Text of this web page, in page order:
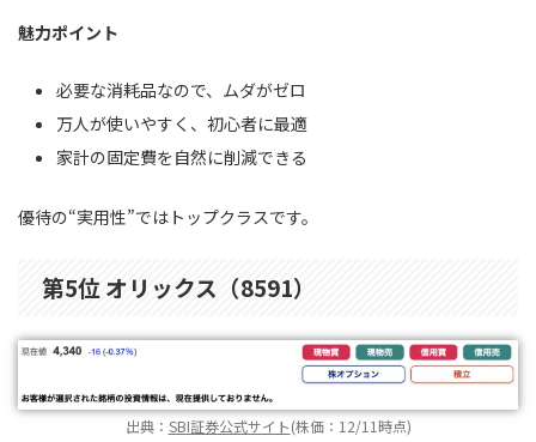
魅力ポイント
必要な消耗品なので、ムダがゼロ
万人が使いやすく、初心者に最適
家計の固定費を自然に削減できる
優待の“実用性”ではトップクラスです。
第5位 オリックス（8591）
出典： SBI証券公式サイト(株価：12/11時点)